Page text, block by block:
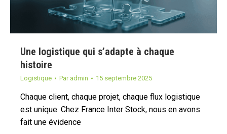
Une logistique qui s’adapte à chaque
histoire
Logistique Par admin 15 septembre 2025
Chaque client, chaque projet, chaque flux logistique
est unique. Chez France Inter Stock, nous en avons
fait une évidence